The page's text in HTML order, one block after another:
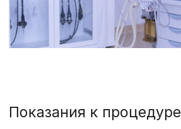
Показания к процедуре